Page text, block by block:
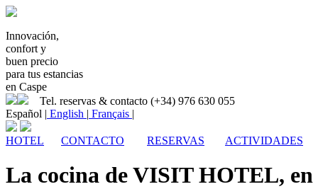
Innovación,
confort y
buen precio
para tus estancias
en Caspe
Tel. reservas & contacto (+34) 976 630 055
Español | English | Français |
HOTEL CONTACTO RESERVAS ACTIVIDADES
La cocina de VISIT HOTEL,